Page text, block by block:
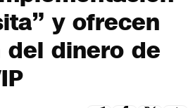
y ofrecen
del dinero de